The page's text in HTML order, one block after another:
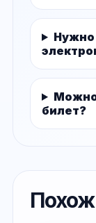
Нужно
Можно
билет?